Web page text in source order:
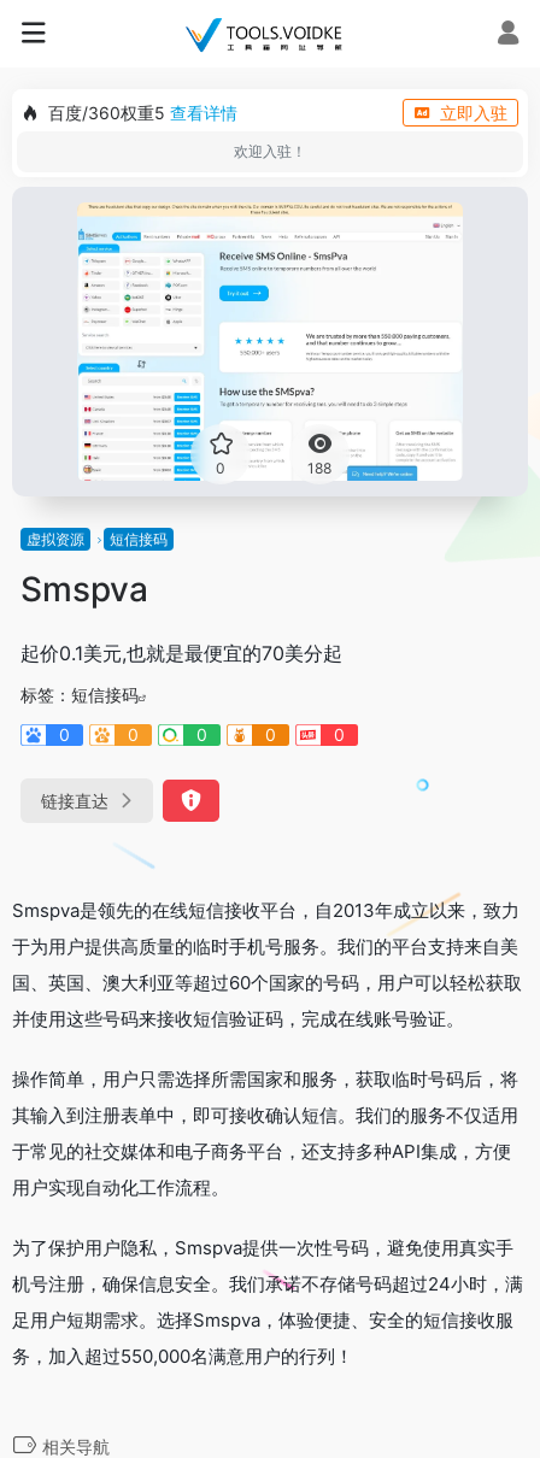
百度/360权重5 查看详情 立即入驻
欢迎入驻！
0 188
虚拟资源 短信接码
Smspva
起价0.1美元,也就是最便宜的70美分起
标签： 短信接码
0
0 0 0 0
链接直达
Smspva是领先的在线短信接收平台，自2013年成立以来，致力
于为用户提供高质量的临时手机号服务。我们的平台支持来自美
国、英国、澳大利亚等超过60个国家的号码，用户可以轻松获取
并使用这些号码来接收短信验证码，完成在线账号验证。
操作简单，用户只需选择所需国家和服务，获取临时号码后，将
其输入到注册表单中，即可接收确认短信。我们的服务不仅适用
于常见的社交媒体和电子商务平台，还支持多种API集成，方便
用户实现自动化工作流程。
为了保护用户隐私，Smspva提供一次性号码，避免使用真实手
机号注册，确保信息安全。我们承诺不存储号码超过24小时，满
足用户短期需求。选择Smspva，体验便捷、安全的短信接收服
务，加入超过550,000名满意用户的行列！
相关导航